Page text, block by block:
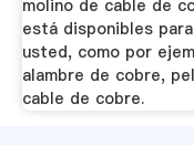
molino de cable de
está disponibles para
usted, como por
alambre de cobre,
cable de cobre.